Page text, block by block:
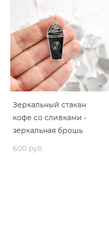
Зеркальный стакан
кофе со сливками -
зеркальная брошь
600 pуб.